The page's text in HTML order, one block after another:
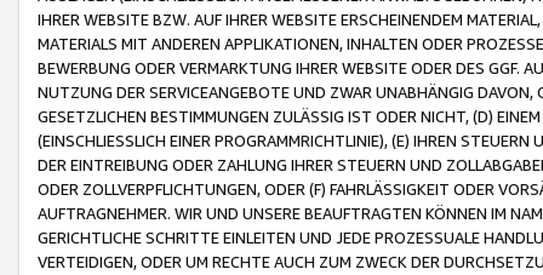
IHRER WEBSITE BZW. AUF IHRER WEBSITE ERSCHEINENDEM
MATERIALS MIT ANDEREN APPLIKATIONEN, INHALTEN ODER
BEWERBUNG ODER VERMARKTUNG IHRER WEBSITE ODER DES GGF.
NUTZUNG DER SERVICEANGEBOTE UND ZWAR UNABHÄNGIG
GESETZLICHEN BESTIMMUNGEN ZULÄSSIG IST ODER NICHT, (D)
(EINSCHLIESSLICH EINER PROGRAMMRICHTLINIE), (E) IHREN
DER EINTREIBUNG ODER ZAHLUNG IHRER STEUERN UND
ODER ZOLLVERPFLICHTUNGEN, ODER (F) FAHRLÄSSIGKEIT ODER
AUFTRAGNEHMER. WIR UND UNSERE BEAUFTRAGTEN KÖNNEN IM
GERICHTLICHE SCHRITTE EINLEITEN UND JEDE PROZESSUALE
VERTEIDIGEN, ODER UM RECHTE AUCH ZUM ZWECK DER